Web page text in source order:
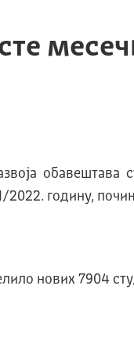
2022. годину,
нових 7904